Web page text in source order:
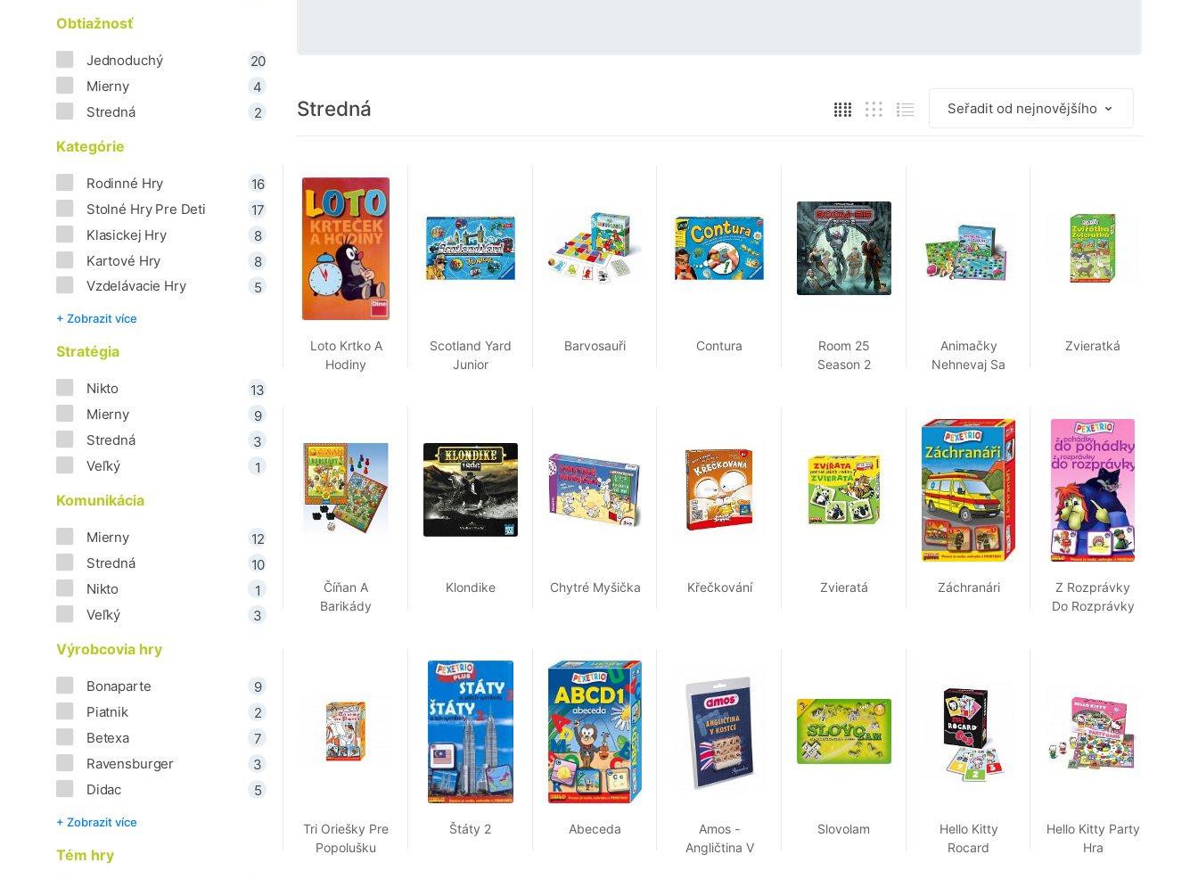
Stredná
Loto Krtko A
Hodiny
Scotland Yard
Junior
Barvosauři Contura
Room 25
Season 2
Animačky
Nehnevaj Sa
Zvieratká
Číňan A
Barikády
Klondike Chytré Myšička Křečkování Zvieratá Záchranári
Z Rozprávky
Do Rozprávky
Tri Oriešky Pre
Popolušku
Štáty 2 Abeceda
Amos -
Angličtina V
Slovolam
Hello Kitty
Rocard
Hello Kitty Party
Hra
Obtiažnosť
Jednoduchý
20
Mierny
4
Stredná
2
Kategórie
Rodinné Hry
16
Stolné Hry Pre Deti
17
Klasickej Hry
8
Kartové Hry
8
Vzdelávacie Hry
5
+ Zobrazit více
Stratégia
Nikto
13
Mierny
9
Stredná
3
Veľký
1
Komunikácia
Mierny
12
Stredná
10
Nikto
1
Veľký
3
Výrobcovia hry
Bonaparte
9
Piatnik
2
Betexa
7
Ravensburger
3
Didac
5
+ Zobrazit více
Tém hry